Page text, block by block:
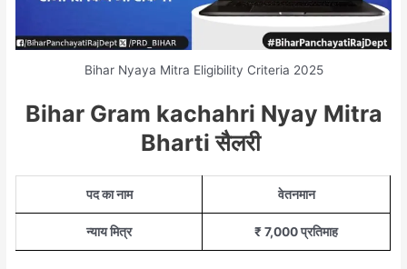
Bihar Nyaya Mitra Eligibility Criteria 2025
Bihar Gram kachahri Nyay Mitra
Bharti सैलरी
पद का नाम वेतनमान
न्याय मित्र ₹ 7,000 प्रतिमाह